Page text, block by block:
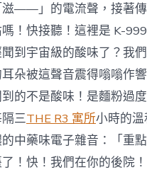
——」的電流聲，接著
！快接聽！這裡是 K-
到宇宙級的酸味了？我
朵被這聲音震得嗡嗡作
的不是酸味！是麵粉過
三THE R3 寓所小時的
中藥味電子雜音：「重
！快！我們在你的後